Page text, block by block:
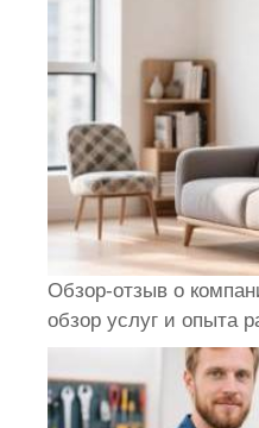
Обзор-отзыв о
обзор услуг и опыта